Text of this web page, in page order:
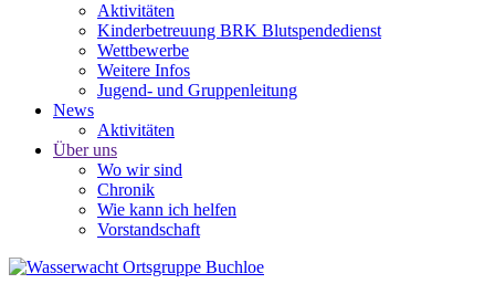
Aktivitäten
Kinderbetreuung BRK Blutspendedienst
Wettbewerbe
Weitere Infos
Jugend- und Gruppenleitung
News
Aktivitäten
Über uns
Wo wir sind
Chronik
Wie kann ich helfen
Vorstandschaft